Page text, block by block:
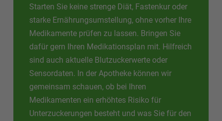
Starten Sie keine strenge Diät, Fastenkur oder
starke Ernährungsumstellung, ohne vorher Ihre
Medikamente prüfen zu lassen. Bringen Sie
dafür gern Ihren Medikationsplan mit. Hilfreich
sind auch aktuelle Blutzuckerwerte oder
Sensordaten. In der Apotheke können wir
gemeinsam schauen, ob bei Ihren
Medikamenten ein erhöhtes Risiko für
Unterzuckerungen besteht und was Sie für den